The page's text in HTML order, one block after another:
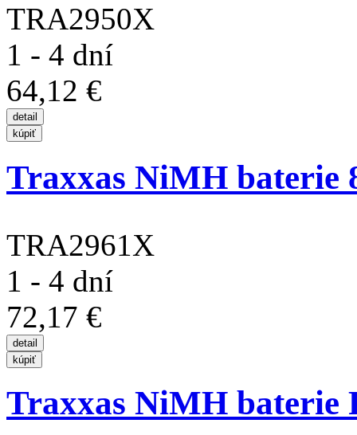
TRA2950X
1 - 4 dní
64,12 €
Traxxas NiMH baterie
TRA2961X
1 - 4 dní
72,17 €
Traxxas NiMH baterie